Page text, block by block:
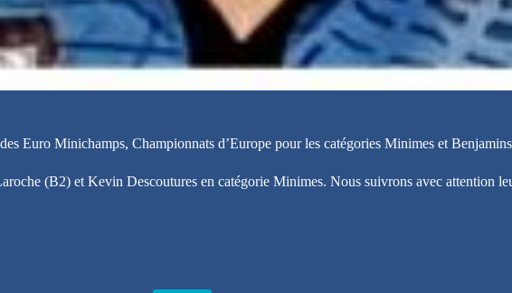
Euro Minichamps, Championnats d’Europe pour les catégories Minimes et
(B2) et Kevin Descoutures en catégorie Minimes. Nous suivrons avec attention